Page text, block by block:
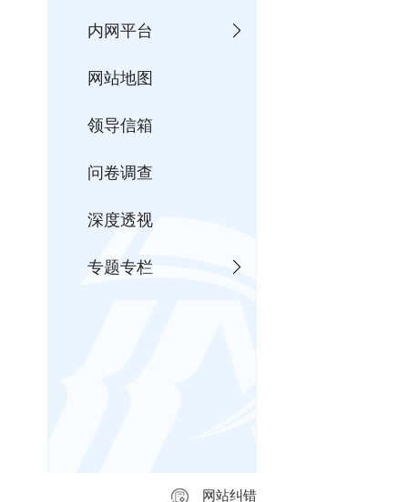
内网平台
网站地图
领导信箱
问卷调查
深度透视
专题专栏
网站纠错